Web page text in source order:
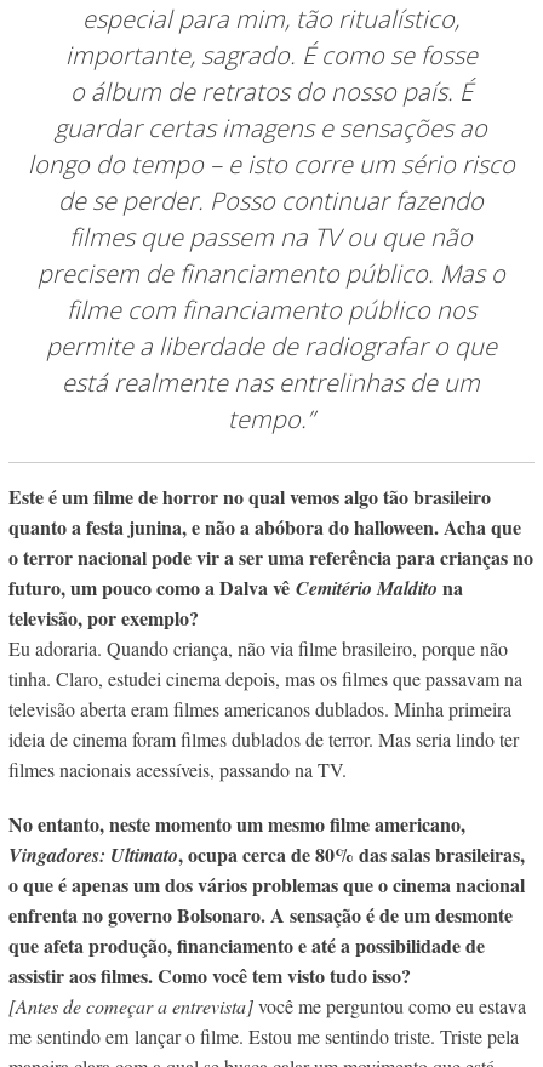
especial para mim, tão ritualístico,
importante, sagrado. É como se fosse
o álbum de retratos do nosso país. É
guardar certas imagens e sensações ao
longo do tempo – e isto corre um sério risco
de se perder. Posso continuar fazendo
filmes que passem na TV ou que não
precisem de financiamento público. Mas o
filme com financiamento público nos
permite a liberdade de radiografar o que
está realmente nas entrelinhas de um
tempo.”
Este é um filme de horror no qual vemos algo tão brasileiro
quanto a festa junina, e não a abóbora do halloween. Acha que
o terror nacional pode vir a ser uma referência para crianças no
futuro, um pouco como a Dalva vê Cemitério Maldito na
televisão, por exemplo?
Eu adoraria. Quando criança, não via filme brasileiro, porque não
tinha. Claro, estudei cinema depois, mas os filmes que passavam na
televisão aberta eram filmes americanos dublados. Minha primeira
ideia de cinema foram filmes dublados de terror. Mas seria lindo ter
filmes nacionais acessíveis, passando na TV.
No entanto, neste momento um mesmo filme americano,
Vingadores: Ultimato, ocupa cerca de 80% das salas brasileiras,
o que é apenas um dos vários problemas que o cinema nacional
enfrenta no governo Bolsonaro. A sensação é de um desmonte
que afeta produção, financiamento e até a possibilidade de
assistir aos filmes. Como você tem visto tudo isso?
[Antes de começar a entrevista]você me perguntou como eu estava
me sentindo em lançar o filme. Estou me sentindo triste. Triste pela